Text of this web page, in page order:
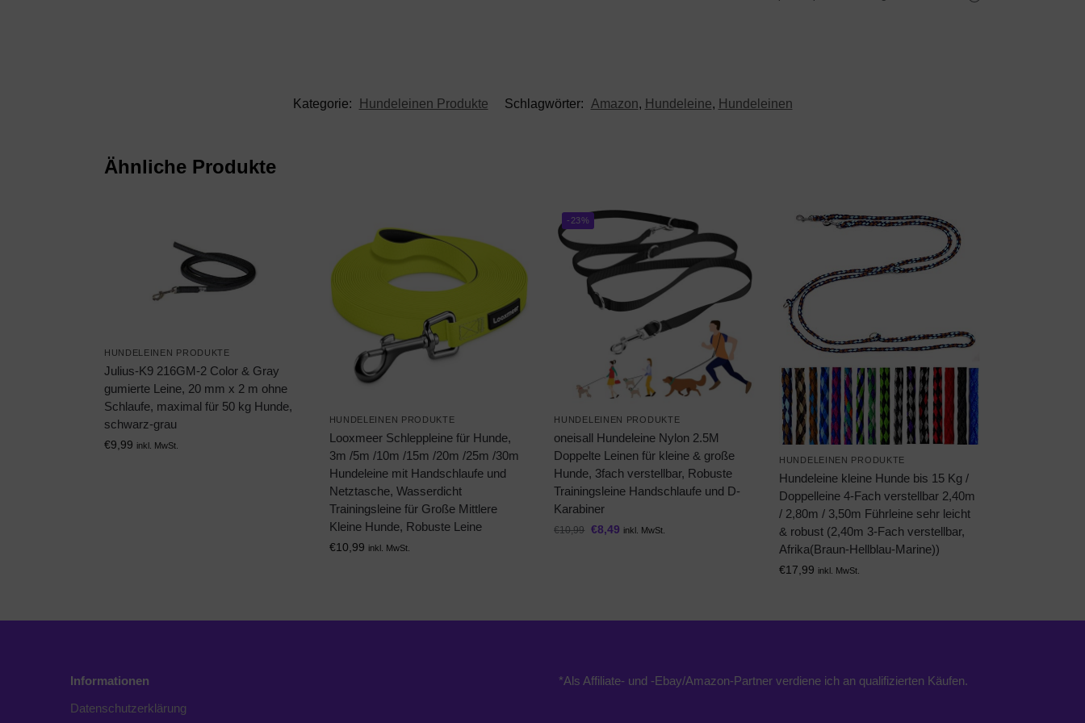
Kategorie: Hundeleinen Produkte Schlagwörter: Amazon, Hundeleine, Hundeleinen
Ähnliche Produkte
HUNDELEINEN PRODUKTE
Julius-K9 216GM-2 Color & Gray
gumierte Leine, 20 mm x 2 m ohne
Schlaufe, maximal für 50 kg Hunde,
schwarz-grau
€9,99 inkl. MwSt.
HUNDELEINEN PRODUKTE
Looxmeer Schleppleine für Hunde,
3m /5m /10m /15m /20m /25m /30m
Hundeleine mit Handschlaufe und
Netztasche, Wasserdicht
Trainingsleine für Große Mittlere
Kleine Hunde, Robuste Leine
€10,99 inkl. MwSt.
-23%
HUNDELEINEN PRODUKTE
oneisall Hundeleine Nylon 2.5M
Doppelte Leinen für kleine & große
Hunde, 3fach verstellbar, Robuste
Trainingsleine Handschlaufe und D-
Karabiner
€10,99 €8,49 inkl. MwSt.
HUNDELEINEN PRODUKTE
Hundeleine kleine Hunde bis 15 Kg /
Doppelleine 4-Fach verstellbar 2,40m
/ 2,80m / 3,50m Führleine sehr leicht
& robust (2,40m 3-Fach verstellbar,
Afrika(Braun-Hellblau-Marine))
€17,99 inkl. MwSt.
Informationen
Datenschutzerklärung
*Als Affiliate- und -Ebay/Amazon-Partner verdiene ich an qualifizierten Käufen.